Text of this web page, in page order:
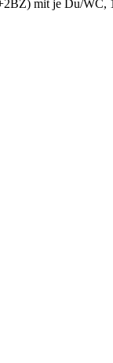
mit je Du/WC,